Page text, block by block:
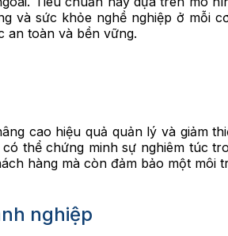
và sức khỏe nghề nghiệp ở mỗi
an toàn và bền vững.
cao hiệu quả quản lý và giảm
thể chứng minh sự nghiêm túc
hàng mà còn đảm bảo một môi
nghiệp